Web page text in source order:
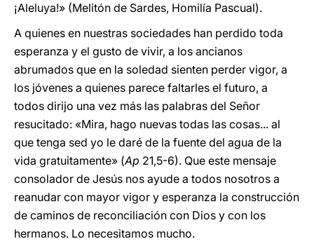
¡Aleluya!» (Melitón de Sardes, Homilía Pascual).
A quienes en nuestras sociedades han perdido toda
esperanza y el gusto de vivir, a los ancianos
abrumados que en la soledad sienten perder vigor, a
los jóvenes a quienes parece faltarles el futuro, a
todos dirijo una vez más las palabras del Señor
resucitado: «Mira, hago nuevas todas las cosas... al
que tenga sed yo le daré de la fuente del agua de la
vida gratuitamente» (Ap 21,5-6). Que este mensaje
consolador de Jesús nos ayude a todos nosotros a
reanudar con mayor vigor y esperanza la construcción
de caminos de reconciliación con Dios y con los
hermanos. Lo necesitamos mucho.